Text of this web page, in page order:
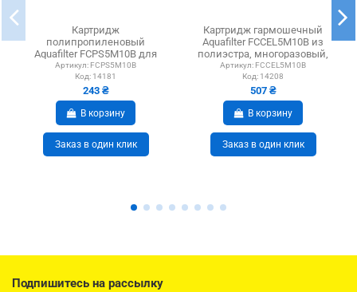
Картридж
полипропиленовый
Aquafilter FCPS5M10B для
10BB, 5 микрон - 9 7/8 x 4
1/2 дюймов
Артикул: FCPS5M10B
Код: 14181
243 ₴
В корзину
Заказ в один клик
Картридж гармошечный
Aquafilter FCCEL5M10B из
полиэстра, многоразовый,
для 10BB, тонкой...
Артикул: FCCEL5M10B
Код: 14208
507 ₴
В корзину
Заказ в один клик
Подпишитесь на рассылку